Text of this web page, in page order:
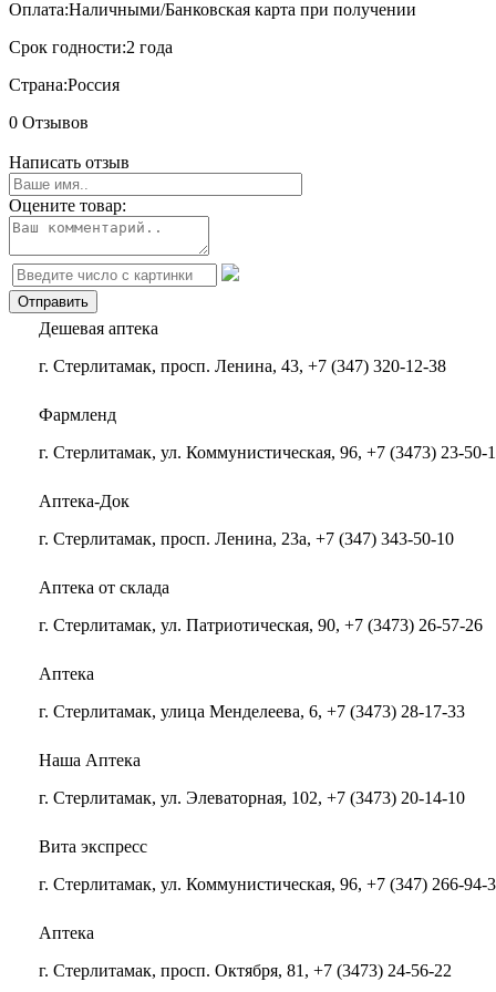
Оплата:Наличными/Банковская карта при получении
Срок годности:2 года
Страна:Россия
0 Отзывов
Написать отзыв
Оцените товар:
Дешевая аптека
г. Стерлитамак, просп. Ленина, 43, +7 (347) 320-12-38
Фармленд
г. Стерлитамак, ул. Коммунистическая, 96, +7 (3473) 23-50-
Аптека-Док
г. Стерлитамак, просп. Ленина, 23а, +7 (347) 343-50-10
Аптека от склада
г. Стерлитамак, ул. Патриотическая, 90, +7 (3473) 26-57-26
Аптека
г. Стерлитамак, улица Менделеева, 6, +7 (3473) 28-17-33
Наша Аптека
г. Стерлитамак, ул. Элеваторная, 102, +7 (3473) 20-14-10
Вита экспресс
г. Стерлитамак, ул. Коммунистическая, 96, +7 (347) 266-94-
Аптека
г. Стерлитамак, просп. Октября, 81, +7 (3473) 24-56-22